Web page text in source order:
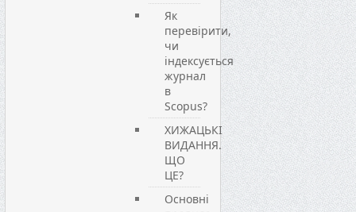
Як
перевірити,
чи
індексується
журнал
в
Scopus?
ХИЖАЦЬКІ
ВИДАННЯ.
ЩО
ЦЕ?
Основні